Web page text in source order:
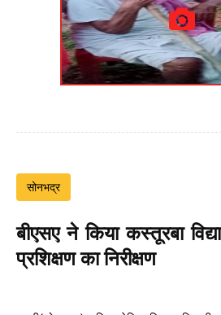
सोनभद्र
बीएसए ने किया कस्तूरबा
प्रशिक्षण का निरीक्षण